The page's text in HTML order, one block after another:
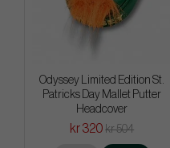
Odyssey Limited Edition St.
Patricks Day Mallet Putter
Headcover
kr 320 kr 504